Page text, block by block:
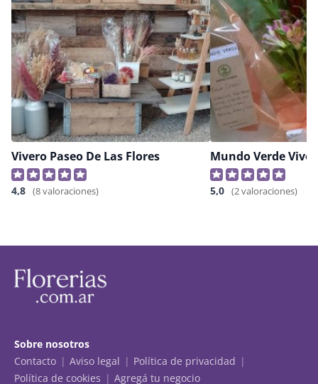
Vivero Paseo De Las Flores
4,8 (8 valoraciones)
Mundo Verde
5,0 (2 valoraciones)
Sobre nosotros
Contacto
Aviso legal
Política de privacidad
Política de cookies
Agregá tu negocio